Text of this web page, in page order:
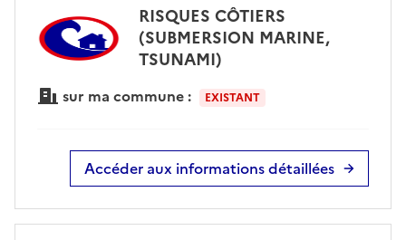
RISQUES CÔTIERS
(SUBMERSION MARINE,
TSUNAMI)
sur ma commune : EXISTANT
Accéder aux informations détaillées